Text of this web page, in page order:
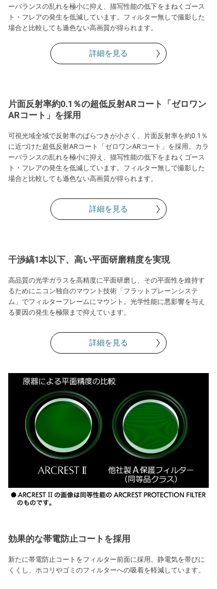
ーバランスの乱れを極小に抑え、描写性能の低下をまねくゴース
ト・フレアの発生を低減しています。フィルター無しで撮影した
場合と比較しても遜色ない高画質が得られます。
詳細を見る
片面反射率約0.1％の超低反射ARコート「ゼロワン
ARコート」を採用
可視光域全域で反射率のばらつきが小さく、片面反射率を約0.1％
に近づけた超低反射ARコート「ゼロワンARコート」を採用。カラ
ーバランスの乱れを極小に抑え、描写性能の低下をまねくゴース
ト・フレアの発生を低減しています。フィルター無しで撮影した
場合と比較しても遜色ない高画質が得られます。
詳細を見る
干渉縞1本以下、高い平面研磨精度を実現
高品質の光学ガラスを高精度に平面研磨し、その平面性を維持す
るためにニコン独自のマウント技術「フラットプレーンシステ
ム」でフィルターフレームにマウント。光学性能に悪影響を与え
る要因の発生を極限まで抑えています。
詳細を見る
効果的な帯電防止コートを採用
新たに帯電防止コートをフィルター前面に採用。静電気を帯びに
くくし、ホコリやゴミのフィルターへの吸着を軽減しています。